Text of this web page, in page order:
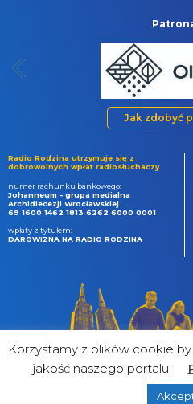
Jak zdobyć
Radio Rodzina utrzymuje się z
dobrowolnych wpłat radiosłuchaczy.
numer rachunku bankowego:
Johanneum - grupa medialna
Archidiecezji Wrocławskiej
69 1600 1462 1813 6262 6000 0001
wpłaty z tytułem:
DAROWIZNA NA RADIO RODZINA
Korzystamy z plików cookie
jakość naszego portalu